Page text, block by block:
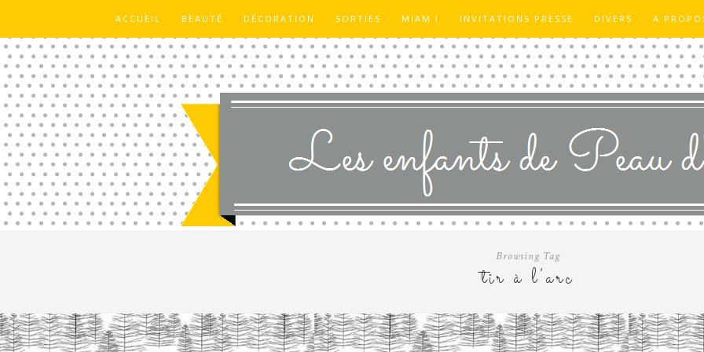
ACCUEIL BEAUTÉ DÉCORATION SORTIES MIAM ! INVITATIONS PRESSE DIVERS A
Browsing Tag
tir à l’arc